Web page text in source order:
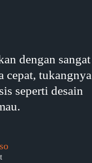
dengan sangat
cepat, tukangnya
seperti desain